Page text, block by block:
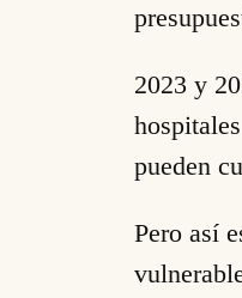
2023 y
pueden
Pero así